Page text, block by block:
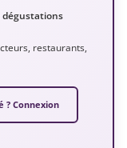
dégustations
restaurants,
? Connexion